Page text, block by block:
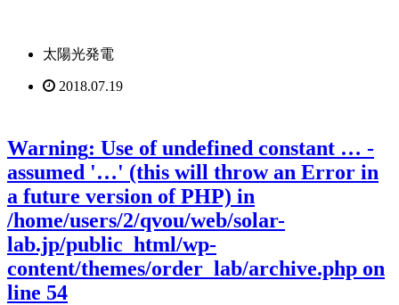
太陽光発電
2018.07.19
Warning: Use of undefined constant … -
assumed '…' (this will throw an Error in
a future version of PHP) in
/home/users/2/qvou/web/solar-
lab.jp/public_html/wp-
content/themes/order_lab/archive.php on
line 54